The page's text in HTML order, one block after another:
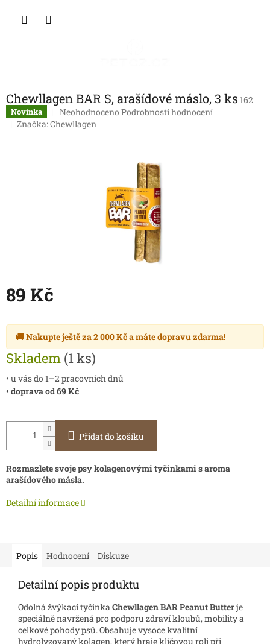
Chewllagen BAR S, arašídové máslo, 3 ks 162
Novinka
Průměrné
hodnocení
Neohodnoceno Podrobnosti hodnocení
Značka:Chewllagen
89 Kč
cena:
🚚 Nakupte ještě za2 000 Kča mátedopravu zdarma!
Skladem (1 ks)
• u vás do 1–2 pracovních dnů
• doprava od 69 Kč
Přidat do košíku
Rozmazlete svoje psy kolagenovými tyčinkami s aroma
arašídového másla.
Detailní informace
Popis Hodnocení Diskuze
Detailní popis produktu
Odolná žvýkací tyčinkaChewllagen BAR Peanut Butterje
speciálně navržená pro podporu zdraví kloubů, mobility a
celkové pohody psů. Obsahuje vysoce kvalitní
hydrolyzovaný kolagen, který hraje klíčovou roli při